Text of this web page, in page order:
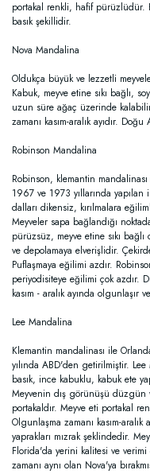
portakal renkli, hafif pürüzlüdür.
basık şekillidir.
Nova Mandalina
Oldukça büyük ve lezzetli
Kabuk, meyve etine sıkı bağlı,
uzun süre ağaç üzerinde
zamanı kasım-aralık ayıdır.
Robinson Mandalina
Robinson, klemantin
1967 ve 1973 yıllarında
dalları dikensiz, kırılmalara
Meyveler sapa bağlandığı
pürüzsüz, meyve etine sıkı bağlı
ve depolamaya elverişlidir.
Puflaşmaya eğilimi azdır.
periyodisiteye eğilimi çok azdır.
kasım - aralık ayında
Lee Mandalina
Klemantin mandalinası ile
yılında ABD'den getirilmiştir.
basık, ince kabuklu, kabuk ete
Meyvenin dış görünüşü düzgün
portakaldır. Meyve eti portakal
Olgunlaşma zamanı kasım-
yaprakları mızrak şeklindedir.
Florida'da yerini kalitesi ve
zamanı aynı olan Nova'ya